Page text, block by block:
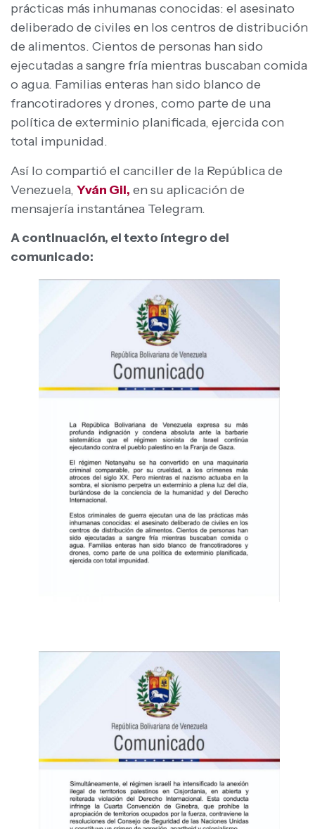
prácticas más inhumanas conocidas: el asesinato
deliberado de civiles en los centros de distribución
de alimentos. Cientos de personas han sido
ejecutadas a sangre fría mientras buscaban comida
o agua. Familias enteras han sido blanco de
francotiradores y drones, como parte de una
política de exterminio planificada, ejercida con
total impunidad.
Así lo compartió el canciller de la República de
Venezuela, Yván Gil, en su aplicación de
mensajería instantánea Telegram.
A continuación, el texto íntegro del
comunicado: